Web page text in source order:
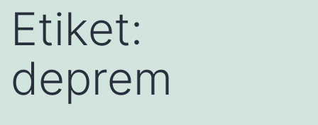
Etiket:
deprem